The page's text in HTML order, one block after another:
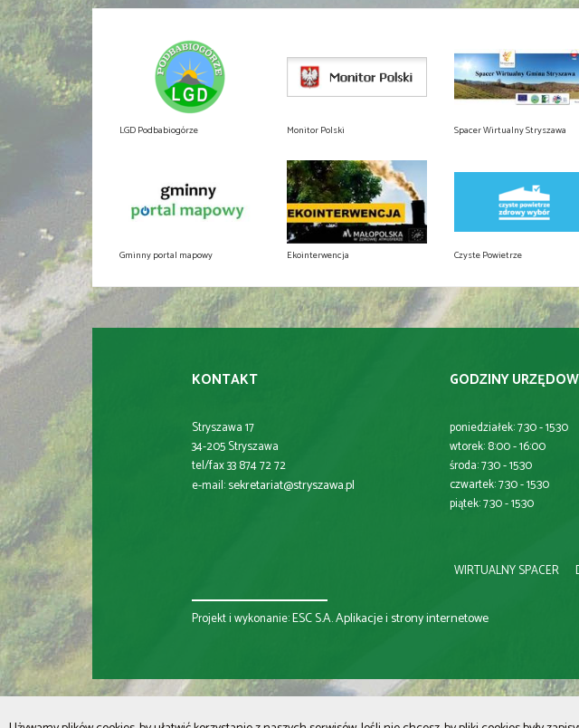
LGD Podbabiogórze Monitor Polski Spacer Wirtualny Stryszawa
Gminny portal mapowy Ekointerwencja Czyste Powietrze
KONTAKT
Stryszawa 17
34-205 Stryszawa
tel/fax 33 874 72 72
e-mail:sekretariat@stryszawa.pl
GODZINY
poniedziałek: 7:30 - 15:30
wtorek: 8:00 - 16:00
środa: 7:30 - 15:30
czwartek: 7:30 - 15:30
piątek: 7:30 - 15:30
WIRTUALNY SPACER
Projekt i wykonanie:ESC S.A.Aplikacje i strony internetowe